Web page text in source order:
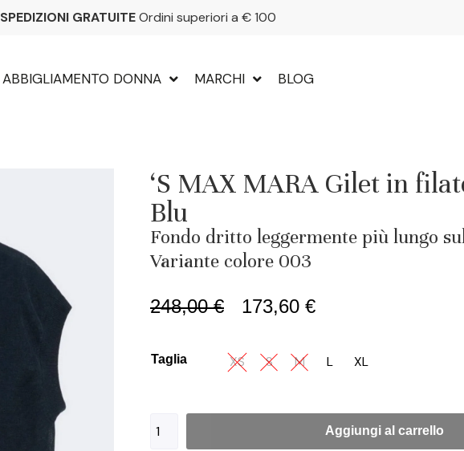
SPEDIZIONI GRATUITEOrdini superiori a € 100
ABBIGLIAMENTO DONNA MARCHI BLOG
‘S MAX MARA Gilet in
Blu
Fondo dritto leggermente più lungo
Variante colore 003
248,00€ 173,60 €
Taglia XS S M L XL
Aggiungi al carrello